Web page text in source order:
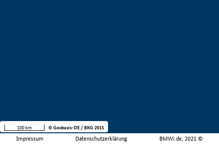
Impressum Datenschutzerklärung BMWi.de, 2021 ©
100 km © Geobasis-DE / BKG 2015